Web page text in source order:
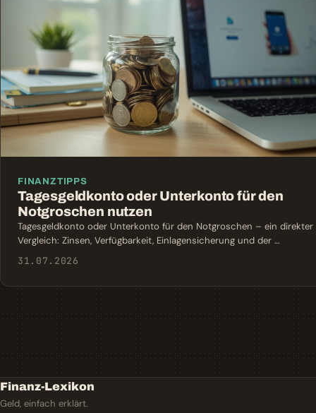
FINANZTIPPS
Tagesgeldkonto oder Unterkonto für den
Notgroschen nutzen
Tagesgeldkonto oder Unterkonto für den Notgroschen – ein direkter
Vergleich: Zinsen, Verfügbarkeit, Einlagensicherung und der …
31.07.2026
Finanz-Lexikon
Geld, einfach erklärt.